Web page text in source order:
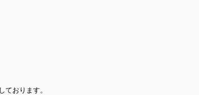
おります。